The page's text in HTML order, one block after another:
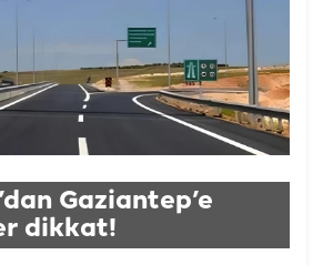
Gaziantep’e
dikkat!